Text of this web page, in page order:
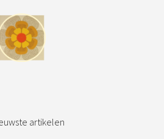
artikelen